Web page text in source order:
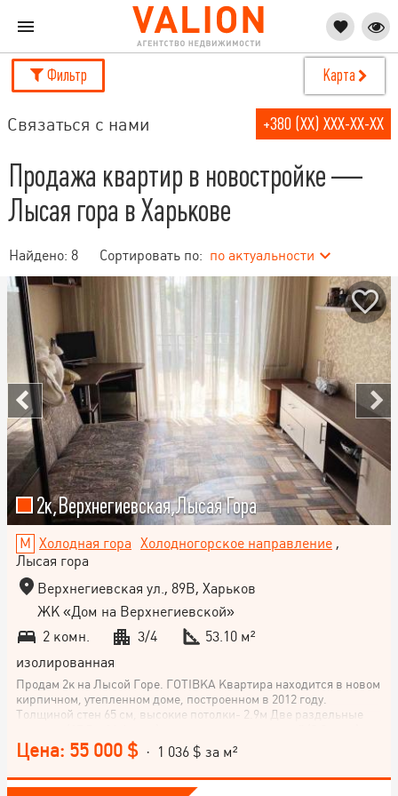
Фильтр Карта
Связаться с нами +380 (XX) XXX-XX-XX
Продажа квартир в новостройке —
Лысая гора в Харькове
Найдено: 8 Сортировать по: по актуальности
2к,Верхнегиевская,Лысая Гора
Холодная гора Холодногорское направление,
Лысая гора
Верхнегиевская ул., 89В, Харьков
ЖК «Дом на Верхнегиевской»
2 комн.
3/4
53.10 м²
изолированная
Продам 2к на Лысой Горе. ГОТІВКА Квартира находится в новом
кирпичном, утепленном доме, построенном в 2012 году.
Толщиной стен 65 см, высокие потолки- 2.9м Две раздельные
Выполнен капремонт. мебелью и техникойс закрытой,
ухоженной территорий, парковкой, чистым, сухим, надёжным
подвалом. Квартира светлая, теплая, уютная. В квартире
выполнен капитальный ремонт, который делался для своей
Цена: 55 000 $ · 1 036 $ за м²